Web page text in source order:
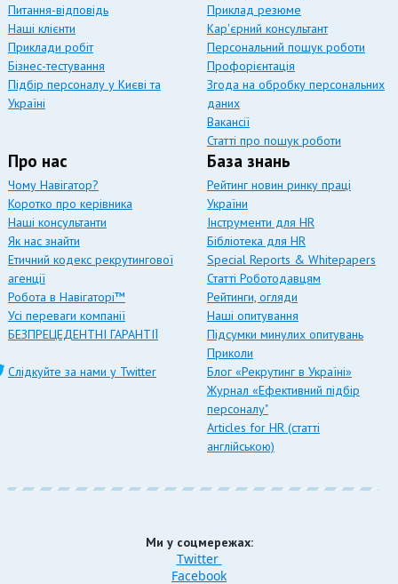
Питання-відповідь
Наші клієнти
Приклади робіт
Бізнес-тестування
Підбір персоналу у Києві та
Україні
Приклад резюме
Кар'єрний консультант
Персональний пошук роботи
Профорієнтація
Згода на обробку персональних
даних
Вакансії
Статті про пошук роботи
Про нас
Чому Навігатор?
Коротко про керівника
Наші консультанти
Як нас знайти
Етичний кодекс рекрутингової
агенції
Робота в Навігаторі™
Усі переваги компанії
БЕЗПРЕЦЕДЕНТНІ ГАРАНТІЇ
Слідкуйте за нами у Twitter
База знань
Рейтинг новин ринку праці
України
Інструменти для HR
Бібліотека для HR
Special Reports & Whitepapers
Статті Роботодавцям
Рейтинги, огляди
Наші опитування
Підсумки минулих опитувань
Приколи
Блог «Рекрутинг в Україні»
Журнал «Ефективний підбір
персоналу"
Articles for HR (статті
англійською)
Ми у соцмережах:
Twitter
Facebook